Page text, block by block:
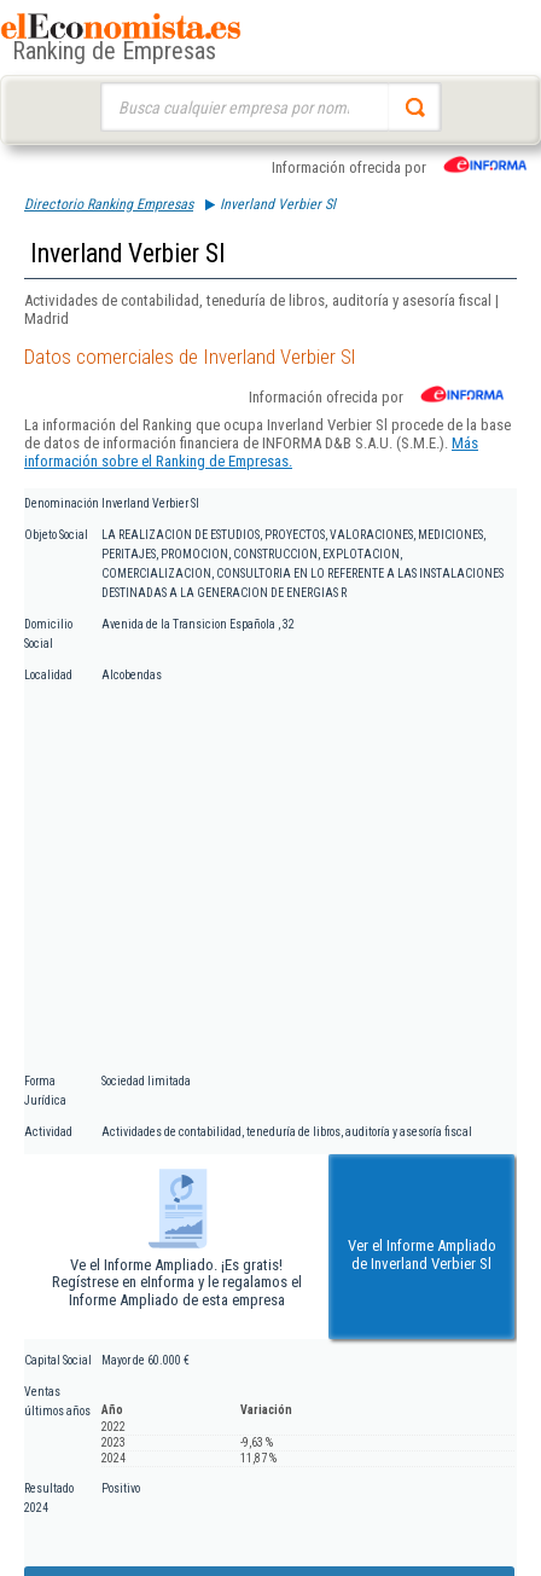
Ranking de Empresas
Información ofrecida por
Directorio Ranking Empresas Inverland Verbier Sl
Inverland Verbier Sl
Actividades de contabilidad, teneduría de libros, auditoría y asesoría fiscal |
Madrid
Datos comerciales de Inverland Verbier Sl
Información ofrecida por
La información del Ranking que ocupa Inverland Verbier Sl procede de la base
de datos de información financiera de INFORMA D&B S.A.U. (S.M.E.). Más
información sobre el Ranking de Empresas.
Denominación Inverland Verbier Sl
Objeto Social
LA REALIZACION DE ESTUDIOS, PROYECTOS, VALORACIONES, MEDICIONES,
PERITAJES, PROMOCION, CONSTRUCCION, EXPLOTACION,
COMERCIALIZACION, CONSULTORIA EN LO REFERENTE A LAS INSTALACIONES
DESTINADAS A LA GENERACION DE ENERGIAS R
Domicilio
Social
Avenida de la Transicion Española , 32
Localidad Alcobendas
Forma
Jurídica
Sociedad limitada
Actividad Actividades de contabilidad, teneduría de libros, auditoría y asesoría fiscal
Ve el Informe Ampliado. ¡Es gratis!
Regístrese en eInforma y le regalamos el
Informe Ampliado de esta empresa
Ver el Informe Ampliado
de Inverland Verbier Sl
Capital Social Mayor de 60.000 €
Ventas
últimos años
Año
Variación
2022
2023
-9,63 %
2024
11,87 %
Resultado
2024
Positivo